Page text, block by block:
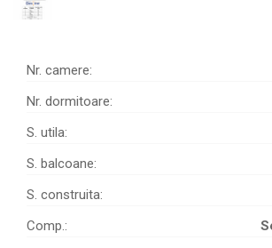
Nr. camere:
Nr. dormitoare:
S. utila:
S. balcoane:
S. construita:
Comp.: